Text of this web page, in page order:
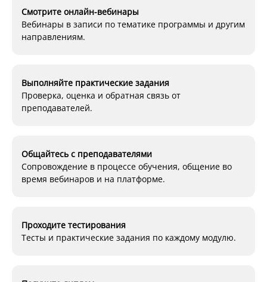
Смотрите онлайн-вебинары
Вебинары в записи по тематике программы и другим
направлениям.
Выполняйте практические задания
Проверка, оценка и обратная связь от
преподавателей.
Общайтесь с преподавателями
Сопровождение в процессе обучения, общение во
время вебинаров и на платформе.
Проходите тестирования
Тесты и практические задания по каждому модулю.